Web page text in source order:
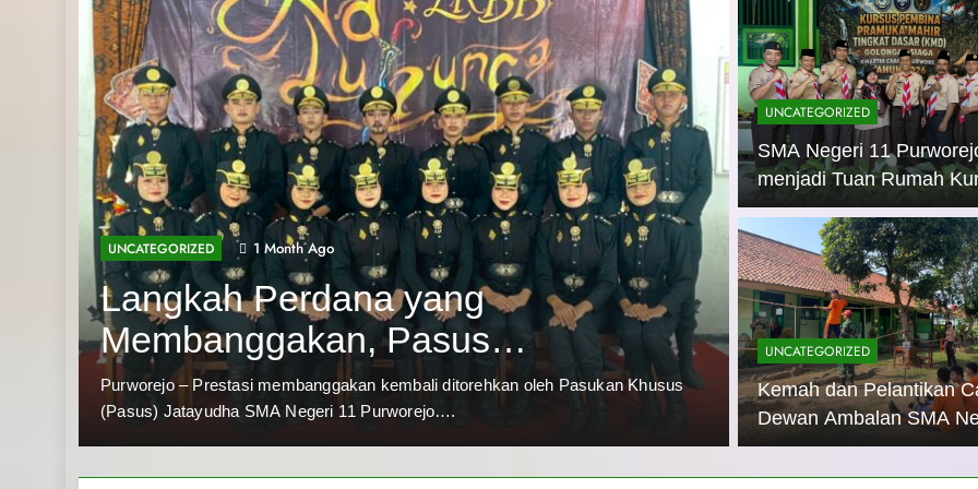
UNCATEGORIZED 1 Month Ago
Langkah Perdana yang
Membanggakan, Pasus
Jatayudha Ukir Prestasi di LKBB
Adiluhung Se-Jawa Tengah
Purworejo – Prestasi membanggakan kembali ditorehkan oleh Pasukan Khusus
(Pasus) Jatayudha SMA Negeri 11 Purworejo….
UNCATEGORIZED 1 Month
Kemah dan
Dewan
Purworejo:
Purworejo, 24 Juni 2026 –
sukses menyelenggarakan
UNCATEGORIZED
SMA Negeri 11
menjadi Tuan Rumah
Pembina Pramuka Mahir
Tingkat Dasar (KMD)
Siaga Kwartir Cabang
Purworejo Tahun 2026
UNCATEGORIZED
Kemah dan Pelantikan
Dewan Ambalan SMA
11 Purworejo:
Kepemimpinan, Disiplin,